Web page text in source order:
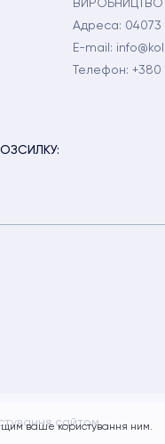
Адреса: 04073
E-mail:
Телефон: +380
сайтом
ваше користування ним.